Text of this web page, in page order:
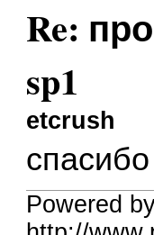
Re:
sp1
etcrush
Powered